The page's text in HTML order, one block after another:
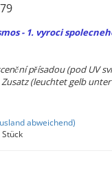
- 1. vy­ro­ci
přísadou (pod UV
(leuch­tet gelb unter
abweichend)